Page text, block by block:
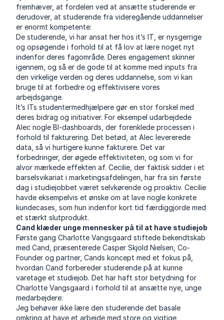
fremhæver, at fordelen ved at ansætte studerende er
derudover, at studerende fra videregående uddannelser
er enormt kompetente:
De studerende, vi har ansat her hos it’s IT, er nysgerrige
og opsøgende i forhold til at få lov at lære noget nyt
indenfor deres fagområde. Deres engagement skinner
igennem, og så er de gode til at komme med inputs fra
den virkelige verden og deres uddannelse, som vi kan
bruge til at forbedre og effektivisere vores
arbejdsgange.
It’s ITs studentermedhjælpere gør en stor forskel med
deres bidrag og initiativer. For eksempel udarbejdede
Alec nogle BI-dashboards, der forenklede processen i
forhold til fakturering. Det betød, at Alec levererede
data, så vi hurtigere kunne fakturere. Det var
forbedringer, der øgede effektiviteten, og som vi for
alvor mærkede effekten af. Cecilie, der faktisk sidder i et
barselsvikariat i marketingsafdelingen, har fra sin første
dag i studiejobbet været selvkørende og proaktiv. Cecilie
havde eksempelvis et ønske om at lave nogle konkrete
kundecases, som hun indenfor kort tid færdiggjorde med
et stærkt slutprodukt.
Cand klæder unge mennesker på til at have studiejob
Første gang Charlotte Vangsgaard stiftede bekendtskab
med Cand, præsenterede Casper Skjold Nielsen, Co-
Founder og partner, Cands koncept med et fokus på,
hvordan Cand forbereder studerende på at kunne
varetage et studiejob. Det har haft stor betydning for
Charlotte Vangsgaard i forhold til at ansætte nye, unge
medarbejdere:
Jeg behøver ikke lære den studerende det basale
omkring at have et arbejde med store og vigtige